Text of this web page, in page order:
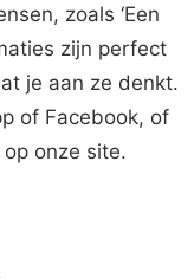
zoals ‘Een
zijn perfect
je aan ze denkt.
of Facebook, of
op onze site.